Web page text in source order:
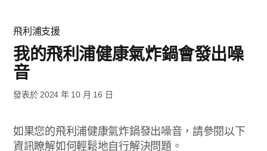
飛利浦支援
我的飛利浦健康氣炸鍋會發出噪
音
發表於 2024 年 10 月 16 日
如果您的飛利浦健康氣炸鍋發出噪音，請參閱以下
資訊瞭解如何輕鬆地自行解決問題。